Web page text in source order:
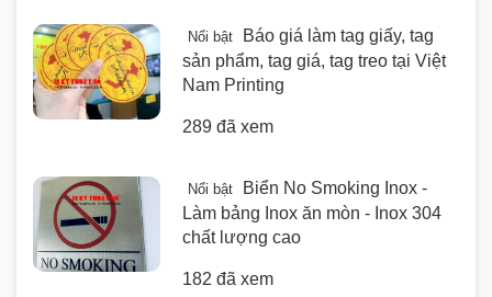
Nổi bật
Báo giá làm tag giấy, tag
sản phẩm, tag giá, tag treo tại Việt
Nam Printing
289 đã xem
Nổi bật
Biển No Smoking Inox -
Làm bảng Inox ăn mòn - Inox 304
chất lượng cao
182 đã xem